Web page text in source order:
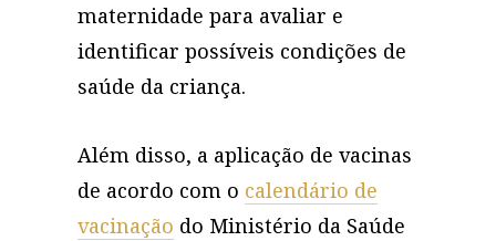
maternidade para avaliar e
identificar possíveis condições de
saúde da criança.
Além disso, a aplicação de vacinas
de acordo com o calendário de
vacinação do Ministério da Saúde